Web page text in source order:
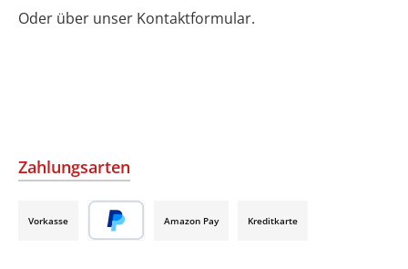
Oder über unser Kontaktformular.
Zahlungsarten
Vorkasse Amazon Pay Kreditkarte